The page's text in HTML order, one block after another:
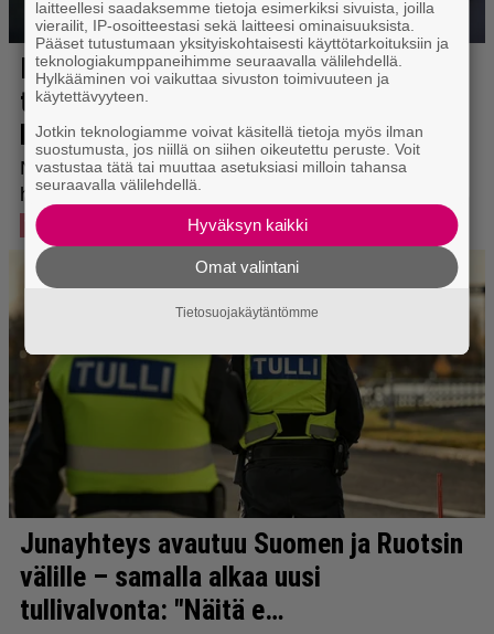
laitteellesi saadaksemme tietoja esimerkiksi sivuista, joilla
vierailit, IP-osoitteestasi sekä laitteesi ominaisuuksista.
Pääset tutustumaan yksityiskohtaisesti käyttötarkoituksiin ja
teknologiakumppaneihimme seuraavalla välilehdellä.
Hylkääminen voi vaikuttaa sivuston toimivuuteen ja
käytettävyyteen.
Jotkin teknologiamme voivat käsitellä tietoja myös ilman
suostumusta, jos niillä on siihen oikeutettu peruste. Voit
vastustaa tätä tai muuttaa asetuksiasi milloin tahansa
seuraavalla välilehdellä.
Hyväksyn kaikki
Omat valintani
Tietosuojakäytäntömme